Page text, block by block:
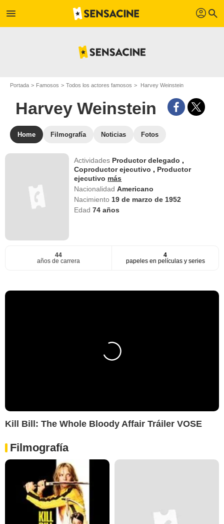
menu profil search
Portada Famosos Todos los actores famosos Harvey Weinstein
Harvey Weinstein
Home Filmografía Noticias Fotos
Actividades Productor delegado ,
Coproductor ejecutivo , Productor
ejecutivo más
NacionalidadAmericano
Nacimiento 19 de marzo de 1952
Edad74 años
44
años de carrera
4
papeles en películas y series
Kill Bill: The Whole Bloody Affair Tráiler VOSE
Filmografía